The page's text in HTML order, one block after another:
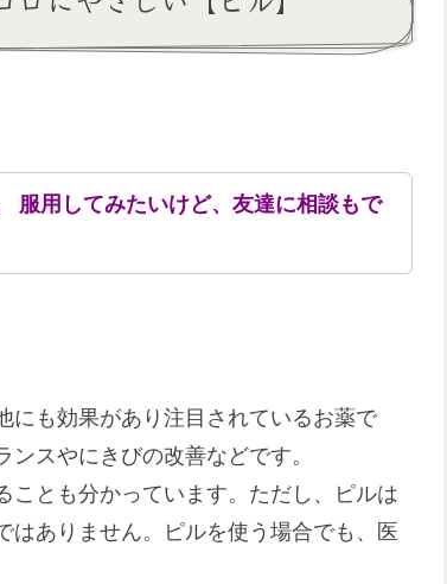
服用してみたいけど、友達に相談もで
にも効果があり注目されているお薬で
スやにきびの改善などです。
ことも分かっています。ただし、ピルは
はありません。ピルを使う場合でも、医